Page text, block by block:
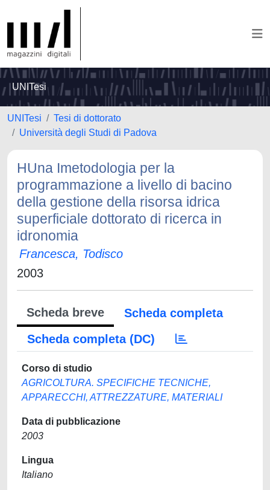
UNITesi
UNITesi
Tesi di dottorato
Università degli Studi di Padova
HUna Imetodologia per la
programmazione a livello di bacino
della gestione della risorsa idrica
superficiale dottorato di ricerca in
idronomia
Francesca, Todisco
2003
Scheda breve
Scheda completa
Scheda completa (DC)
Corso di studio
AGRICOLTURA. SPECIFICHE TECNICHE,
APPARECCHI, ATTREZZATURE, MATERIALI
Data di pubblicazione
2003
Lingua
Italiano